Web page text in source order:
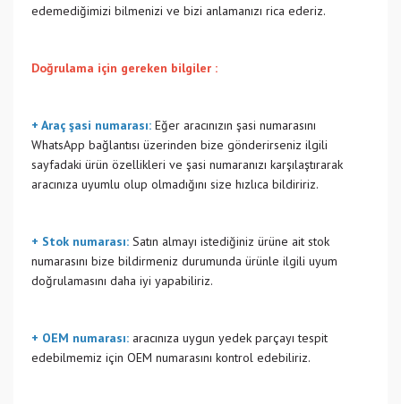
edemediğimizi bilmenizi ve bizi anlamanızı rica ederiz.
Doğrulama için gereken bilgiler :
+ Araç şasi numarası: Eğer aracınızın şasi numarasını
WhatsApp bağlantısı üzerinden bize gönderirseniz ilgili
sayfadaki ürün özellikleri ve şasi numaranızı karşılaştırarak
aracınıza uyumlu olup olmadığını size hızlıca bildiririz.
+ Stok numarası: Satın almayı istediğiniz ürüne ait stok
numarasını bize bildirmeniz durumunda ürünle ilgili uyum
doğrulamasını daha iyi yapabiliriz.
+ OEM numarası: aracınıza uygun yedek parçayı tespit
edebilmemiz için OEM numarasını kontrol edebiliriz.